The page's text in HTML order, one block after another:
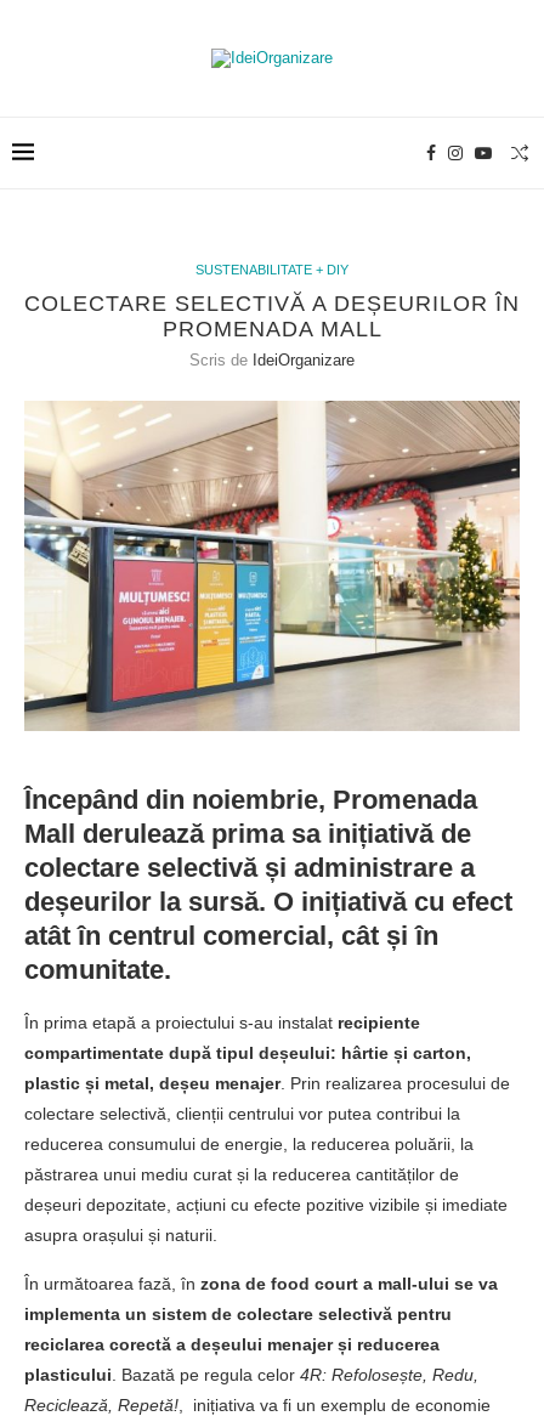
SUSTENABILITATE + DIY
COLECTARE SELECTIVĂ A DEȘEURILOR ÎN
PROMENADA MALL
Scris de IdeiOrganizare
Începând din noiembrie, Promenada
Mall derulează prima sa inițiativă de
colectare selectivă și administrare a
deșeurilor la sursă. O inițiativă cu efect
atât în centrul comercial, cât și în
comunitate.
În prima etapă a proiectului s-au instalat recipiente
compartimentate după tipul deșeului: hârtie și carton,
plastic și metal, deșeu menajer. Prin realizarea procesului de
colectare selectivă, clienții centrului vor putea contribui la
reducerea consumului de energie, la reducerea poluării, la
păstrarea unui mediu curat și la reducerea cantităților de
deșeuri depozitate, acțiuni cu efecte pozitive vizibile și imediate
asupra orașului și naturii.
În următoarea fază, în zona de food court a mall-ului se va
implementa un sistem de colectare selectivă pentru
reciclarea corectă a deșeului menajer și reducerea
plasticului . Bazată pe regula celor 4R: Refolosește, Redu,
Reciclează, Repetă! , inițiativa va fi un exemplu de economie